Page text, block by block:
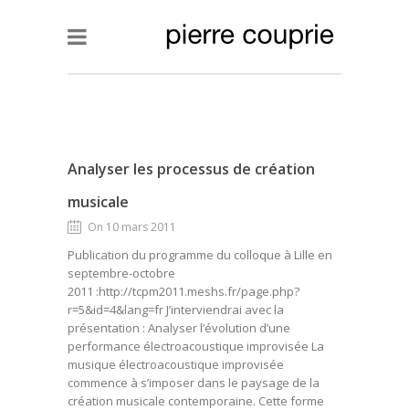
Analyser les processus de création
musicale
On 10 mars 2011
Publication du programme du colloque à Lille en
septembre-octobre
2011 :http://tcpm2011.meshs.fr/page.php?
r=5&id=4&lang=fr J’interviendrai avec la
présentation : Analyser l’évolution d’une
performance électroacoustique improvisée La
musique électroacoustique improvisée
commence à s’imposer dans le paysage de la
création musicale contemporaine. Cette forme